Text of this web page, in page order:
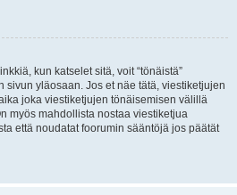
kun katselet sitä, voit “tönäistä”
sivun yläosaan. Jos et näe tätä, viestiketjujen
joka viestiketjujen tönäisemisen välillä
myös mahdollista nostaa viestiketjua
että noudatat foorumin sääntöjä jos päätät